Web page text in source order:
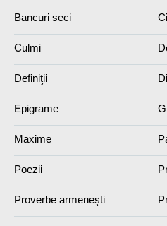
Bancuri seci
Culmi
Definiţii
Epigrame
Maxime
Poezii
Proverbe armeneşti